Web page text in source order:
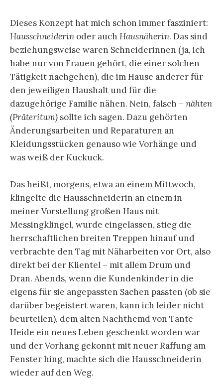
Dieses Konzept hat mich schon immer fasziniert:
Hausschneiderin oder auch Hausnäherin. Das sind
beziehungsweise waren Schneiderinnen (ja, ich
habe nur von Frauen gehört, die einer solchen
Tätigkeit nachgehen), die im Hause anderer für
den jeweiligen Haushalt und für die
dazugehörige Familie nähen. Nein, falsch – nähten
(Präteritum) sollte ich sagen. Dazu gehörten
Änderungsarbeiten und Reparaturen an
Kleidungsstücken genauso wie Vorhänge und
was weiß der Kuckuck.
Das heißt, morgens, etwa an einem Mittwoch,
klingelte die Hausschneiderin an einem in
meiner Vorstellung großen Haus mit
Messingklingel, wurde eingelassen, stieg die
herrschaftlichen breiten Treppen hinauf und
verbrachte den Tag mit Näharbeiten vor Ort, also
direkt bei der Klientel – mit allem Drum und
Dran. Abends, wenn die Kundenkinder in die
eigens für sie angepassten Sachen passten (ob sie
darüber begeistert waren, kann ich leider nicht
beurteilen), dem alten Nachthemd von Tante
Heide ein neues Leben geschenkt worden war
und der Vorhang gekonnt mit neuer Raffung am
Fenster hing, machte sich die Hausschneiderin
wieder auf den Weg.